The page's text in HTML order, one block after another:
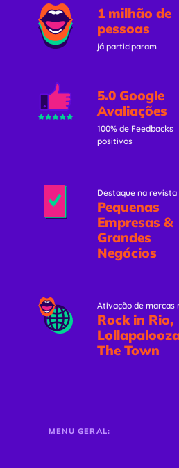
1 milhão de
pessoas
já participaram
5.0 Google
Avaliações
100% de Feedbacks
positivos
Destaque na revista
Pequenas
Empresas &
Grandes
Negócios
Ativação de marcas
Rock in Rio,
The Town
MENU GERAL: